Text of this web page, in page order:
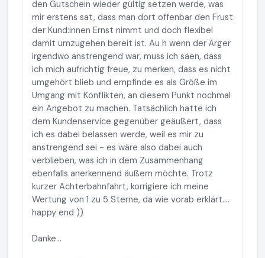
den Gutschein wieder gültig setzen werde, was
mir erstens sat, dass man dort offenbar den Frust
der Kund:innen Ernst nimmt und doch flexibel
damit umzugehen bereit ist. Au h wenn der Ärger
irgendwo anstrengend war, muss ich säen, dass
ich mich aufrichtig freue, zu merken, dass es nicht
umgehört blieb und empfinde es als Größe im
Umgang mit Konflikten, an diesem Punkt nochmal
ein Angebot zu machen. Tatsächlich hatte ich
dem Kundenservice gegenüber geäußert, dass
ich es dabei belassen werde, weil es mir zu
anstrengend sei - es wäre also dabei auch
verblieben, was ich in dem Zusammenhang
ebenfalls anerkennend äußern möchte. Trotz
kurzer Achterbahnfahrt, korrigiere ich meine
Wertung von 1 zu 5 Sterne, da wie vorab erklärt....
happy end ))
Danke...